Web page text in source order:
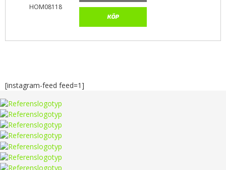
HOM08118
KÖP
[instagram-feed feed=1]